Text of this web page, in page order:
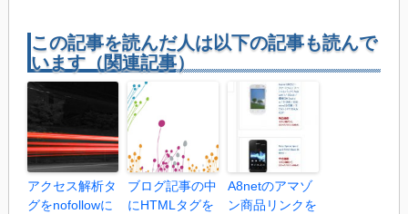
この記事を読んだ人は以下の記事も読んで
います（関連記事）
アクセス解析タ
グをnofollowに
ブログ記事の中
にHTMLタグを
A8netのアマゾ
ン商品リンクを